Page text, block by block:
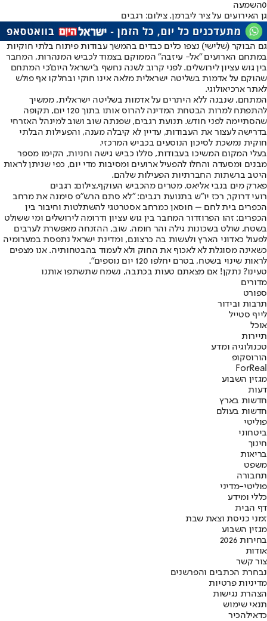
0השמעה
גן האירועים על ציר ליברמן. צילום: רגבים
גם הבוקר (שלישי) נצפו כלים כבדים בהמשך עבודות פיתוח בלתי חוקיות
במתחם הארועים "אל- עיזבה" הממוקם בצמוד לכביש המנהרות, המחבר
בין גוש עציון לירושלים. לפני קרוב לשנה נחשף ב'ישראל היום'כי המתחם
שהוקם על אדמות בשליטה ישראלית מלאה אינו חוקי ובחלקו אף פולש
לאתר ארכיאולוגי.
המתחם, שנבנה ללא היתרים על אדמות בשליטה ישראלית, ממשיך
להתפתח למרות הבטחת המדינה להרוס אותו בתוך 120 יום, תקופה
שהסתיימה לפני חודש. תנועת רגבים, שפנתה שוב ושוב למינהל האזרחי
בדרישה לעצור את העבודות, עדיין לא קיבלה מענה, והפעילות הבלתי
חוקית נמשכת לסיכון הנוסעים בכביש המרכזי.
בעלי המקום המשיכו בעבודות, סללו כביש גישה וחניות, הקימו מספר
מבנים ומסעדה והחלו להפעיל ארועים ומסיבות מדי יום, כפי שניתן לראות
היטב ברשתות החברתיות הפעילות שלהם.
פארק מים בנבי אליאס. מטרים מהכביש העוקף,צילום: רגבים
רועי דרוקר, רכז יו"ש בתנועת רגבים: "לא סתם הרש"פ סימנה את מרחב
הכפרים בית לחם – חוסאן כמרחב אסטרטגי להשתלטות וחיבור בין
הכפרים: זהו הפרוזדור המחבר בין גוש עציון ודרומה לירושלים ומי ששולט
בשטח, שולט בשכונות גילה והר חומה. שוב, ההזנחה מאפשרת לערבים
לפעול כאדוני הארץ ולעשות בה כרצונם, ומדינת ישראל נתפסת במערומיה
כשאינה מסוגלת לא לאכוף את החוק ולא לעמוד בהבטחותיה. אנו מצפים
לראות שינוי בשטח, בטרם יחלפו 120 יום נוספים".
טעינו? נתקן! אם מצאתם טעות בכתבה, נשמח שתשתפו אותנו
מדורים
ספורט
תרבות ובידור
לייף סטייל
אוכל
תיירות
טכנולוגיה ומדע
הורוסקופ
ForReal
מגזין השבוע
דעות
חדשות בארץ
חדשות בעולם
פוליטי
ביטחוני
חינוך
בריאות
משפט
תחבורה
פוליטי-מדיני
כללי ומידע
דף הבית
זמני כניסת וצאת שבת
מגזין השבוע
בחירות 2026
אודות
צור קשר
נבחרת הכתבים והפרשנים
מדיניות פרטיות
הצהרת נגישות
תנאי שימוש
כדאילהכיר